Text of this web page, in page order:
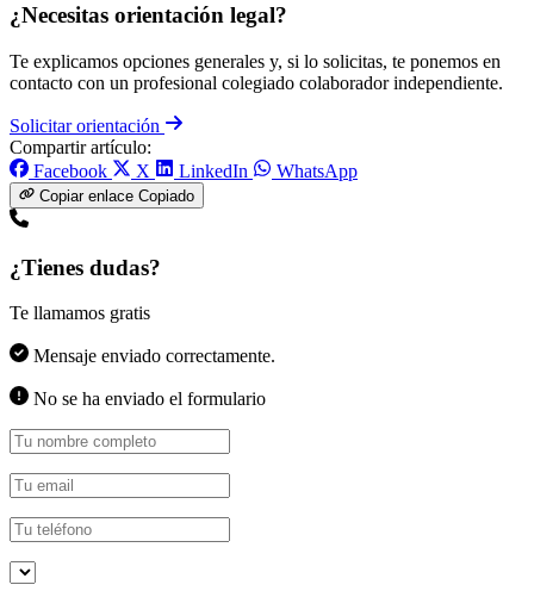
¿Necesitas orientación legal?
Te explicamos opciones generales y, si lo solicitas, te ponemos en
contacto con un profesional colegiado colaborador independiente.
Solicitar orientación
Compartir artículo:
Facebook
X LinkedIn WhatsApp
Copiar enlace Copiado
¿Tienes dudas?
Te llamamos gratis
Mensaje enviado correctamente.
No se ha enviado el formulario